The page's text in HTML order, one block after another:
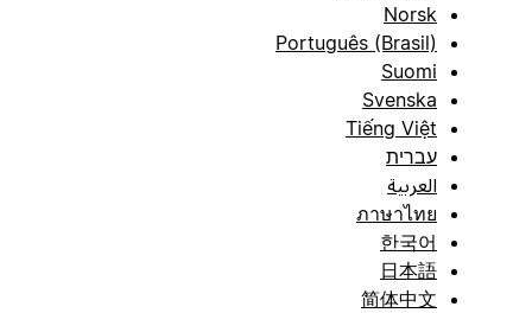
Norsk
Português (Brasil)
Suomi
Svenska
Tiếng Việt
עברית
العربية
ภาษาไทย
한국어
日本語
简体中文